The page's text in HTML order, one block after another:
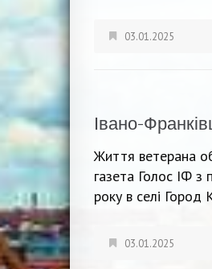
03.01.2025
Івано-
Життя ветерана
газета Голос ІФ з
року в селі Город
03.01.2025